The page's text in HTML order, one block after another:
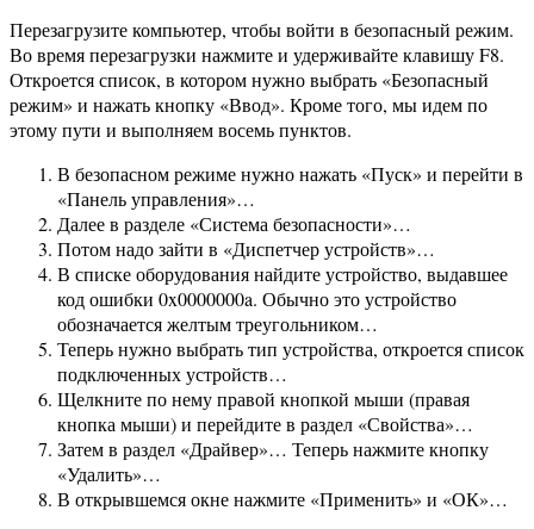
Перезагрузите компьютер, чтобы войти в безопасный режим.
Во время перезагрузки нажмите и удерживайте клавишу F8.
Откроется список, в котором нужно выбрать «Безопасный
режим» и нажать кнопку «Ввод». Кроме того, мы идем по
этому пути и выполняем восемь пунктов.
В безопасном режиме нужно нажать «Пуск» и перейти в
«Панель управления»…
Далее в разделе «Система безопасности»…
Потом надо зайти в «Диспетчер устройств»…
В списке оборудования найдите устройство, выдавшее
код ошибки 0x0000000a. Обычно это устройство
обозначается желтым треугольником…
Теперь нужно выбрать тип устройства, откроется список
подключенных устройств…
Щелкните по нему правой кнопкой мыши (правая
кнопка мыши) и перейдите в раздел «Свойства»…
Затем в раздел «Драйвер»… Теперь нажмите кнопку
«Удалить»…
В открывшемся окне нажмите «Применить» и «ОК»…